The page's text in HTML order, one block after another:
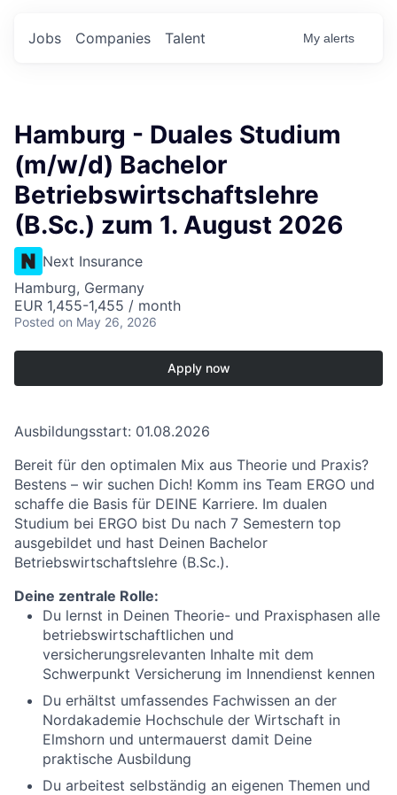
Jobs Companies Talent My alerts
Hamburg - Duales Studium
(m/w/d) Bachelor
Betriebswirtschaftslehre
(B.Sc.) zum 1. August 2026
Next Insurance
Hamburg, Germany
EUR 1,455-1,455 / month
Posted on May 26, 2026
Apply now
Ausbildungsstart: 01.08.2026
Bereit für den optimalen Mix aus Theorie und Praxis?
Bestens – wir suchen Dich! Komm ins Team ERGO und
schaffe die Basis für DEINE Karriere. Im dualen
Studium bei ERGO bist Du nach 7 Semestern top
ausgebildet und hast Deinen Bachelor
Betriebswirtschaftslehre (B.Sc.).
Deine zentrale Rolle:
Du lernst in Deinen Theorie- und Praxisphasen alle
betriebswirtschaftlichen und
versicherungsrelevanten Inhalte mit dem
Schwerpunkt Versicherung im Innendienst kennen
Du erhältst umfassendes Fachwissen an der
Nordakademie Hochschule der Wirtschaft in
Elmshorn und untermauerst damit Deine
praktische Ausbildung
Du arbeitest selbständig an eigenen Themen und